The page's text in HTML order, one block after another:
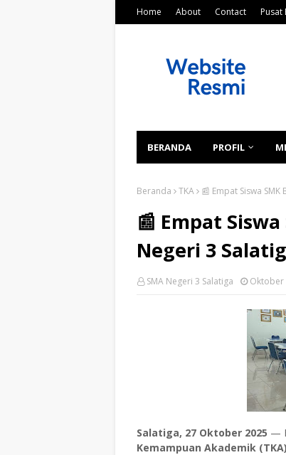
Home About Contact Pusat
BERANDA PROFIL
Beranda TKA 📰 Empat Siswa
📰 Empat
Negeri 3
SMA Negeri 3 Salatiga Oktober
Salatiga, 27 Oktober 2025 —
Kemampuan Akademik (TKA)